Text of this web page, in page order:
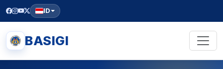
ID
BASIGI